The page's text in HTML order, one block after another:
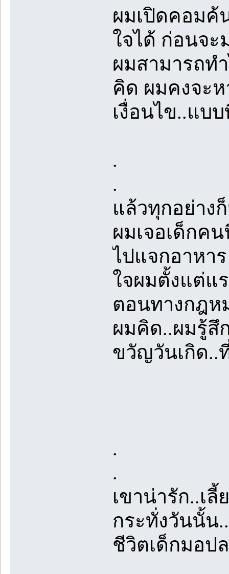
ผมเปิดคอม
ใจได้ ก่อนจะ
ผมสามารถท
คิด ผมคงจะ
เงื่อนไข..แบ
.
.
แล้วทุกอย่าง
ผมเจอเด็กค
ไปแจกอาหา
ใจผมตั้งแต่แ
ตอนทางกฎห
ผมคิด..ผมรู้สึ
ขวัญวันเกิด..
.
.
เขาน่ารัก..เ
กระทั่งวันนั้น
ชีวิตเด็กมอป